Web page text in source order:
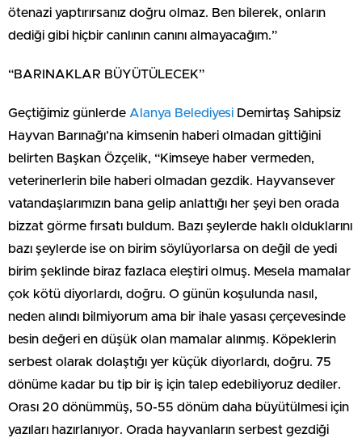
ötenazi yaptırırsanız doğru olmaz. Ben bilerek, onların
dediği gibi hiçbir canlının canını almayacağım.”
“BARINAKLAR BÜYÜTÜLECEK”
Geçtiğimiz günlerde Alanya Belediyesi Demirtaş Sahipsiz
Hayvan Barınağı’na kimsenin haberi olmadan gittiğini
belirten Başkan Özçelik, “Kimseye haber vermeden,
veterinerlerin bile haberi olmadan gezdik. Hayvansever
vatandaşlarımızın bana gelip anlattığı her şeyi ben orada
bizzat görme fırsatı buldum. Bazı şeylerde haklı olduklarını
bazı şeylerde ise on birim söylüyorlarsa on değil de yedi
birim şeklinde biraz fazlaca eleştiri olmuş. Mesela mamalar
çok kötü diyorlardı, doğru. O günün koşulunda nasıl,
neden alındı bilmiyorum ama bir ihale yasası çerçevesinde
besin değeri en düşük olan mamalar alınmış. Köpeklerin
serbest olarak dolaştığı yer küçük diyorlardı, doğru. 75
dönüme kadar bu tip bir iş için talep edebiliyoruz dediler.
Orası 20 dönümmüş, 50-55 dönüm daha büyütülmesi için
yazıları hazırlanıyor. Orada hayvanların serbest gezdiği